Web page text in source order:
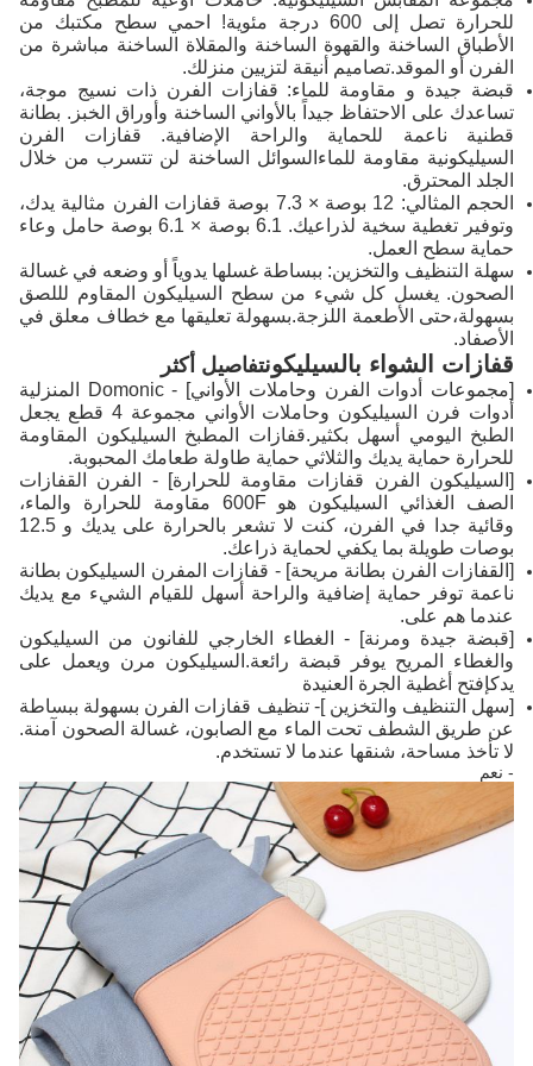
للحرارة تصل إلى 600 درجة مئوية! احمي سطح مكتبك من
الأطباق الساخنة والقهوة الساخنة والمقلاة الساخنة مباشرة من
الفرن أو الموقد.تصاميم أنيقة لتزيين منزلك.
قبضة جيدة و مقاومة للماء: قفازات الفرن ذات نسيج موجة،
تساعدك على الاحتفاظ جيداً بالأواني الساخنة وأوراق الخبز. بطانة
قطنية ناعمة للحماية والراحة الإضافية. قفازات الفرن
السيليكونية مقاومة للماءالسوائل الساخنة لن تتسرب من خلال
الجلد المحترق.
الحجم المثالي: 12 بوصة × 7.3 بوصة قفازات الفرن مثالية يدك،
وتوفير تغطية سخية لذراعيك. 6.1 بوصة × 6.1 بوصة حامل وعاء
حماية سطح العمل.
سهلة التنظيف والتخزين: ببساطة غسلها يدوياً أو وضعه في غسالة
الصحون. يغسل كل شيء من سطح السيليكون المقاوم لللصق
بسهولة،حتى الأطعمة اللزجة.بسهولة تعليقها مع خطاف معلق في
الأصفاد.
قفازات الشواء بالسيليكونتفاصيل أكثر
[مجموعات أدوات الفرن وحاملات الأواني] - Domonic المنزلية
أدوات فرن السيليكون وحاملات الأواني مجموعة 4 قطع يجعل
الطبخ اليومي أسهل بكثير.قفازات المطبخ السيليكون المقاومة
للحرارة حماية يديك والثلاثي حماية طاولة طعامك المحبوبة.
[السيليكون الفرن قفازات مقاومة للحرارة] - الفرن القفازات
الصف الغذائي السيليكون هو 600F مقاومة للحرارة والماء،
وقائية جدا في الفرن، كنت لا تشعر بالحرارة على يديك و 12.5
بوصات طويلة بما يكفي لحماية ذراعك.
[القفازات الفرن بطانة مريحة] - قفازات المفرن السيليكون بطانة
ناعمة توفر حماية إضافية والراحة أسهل للقيام الشيء مع يديك
عندما هم على.
[قبضة جيدة ومرنة] - الغطاء الخارجي للفانون من السيليكون
والغطاء المريح يوفر قبضة رائعة.السيليكون مرن ويعمل على
يدكإفتح أغطية الجرة العنيدة
[سهل التنظيف والتخزين ]- تنظيف قفازات الفرن بسهولة ببساطة
عن طريق الشطف تحت الماء مع الصابون، غسالة الصحون آمنة.
لا تأخذ مساحة، شنقها عندما لا تستخدم.
- نعم